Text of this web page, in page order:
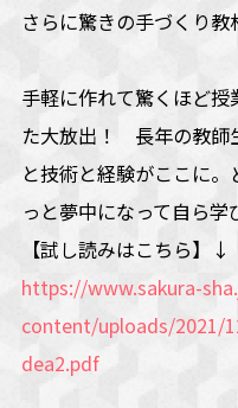
さらに驚きの手づくり教
手軽に作れて驚くほど
た大放出！ 長年の教師
と技術と経験がここに
っと夢中になって自ら学
【試し読みはこちら】↓
https://www.sakura-
content/uploads/2021/
dea2.pdf